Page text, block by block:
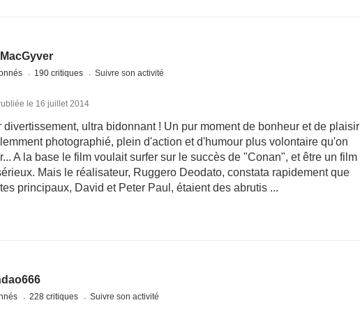
190 critiques Suivre son activité
le 16 juillet 2014
divertissement, ultra bidonnant ! Un pur moment de bonheur et de plaisir
photographié, plein d'action et d'humour plus volontaire qu'on
A la base le film voulait surfer sur le succès de "Conan", et être un film
Mais le réalisateur, Ruggero Deodato, constata rapidement que
principaux, David et Peter Paul, étaient des abrutis ...
228 critiques Suivre son activité